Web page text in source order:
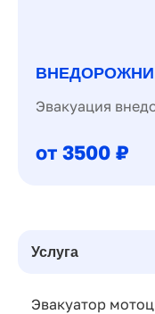
Эвакуация
от 3500 ₽
Услуга
Эвакуатор